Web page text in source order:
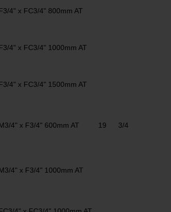
4" x FC3/4" 800mm AT
4" x FC3/4" 1000mm AT
4" x FC3/4" 1500mm AT
4" x F3/4" 600mm AT 19 3/4
4" x F3/4" 1000mm AT